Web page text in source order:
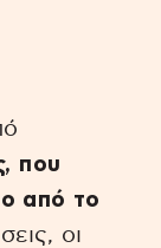
που
από το
οι